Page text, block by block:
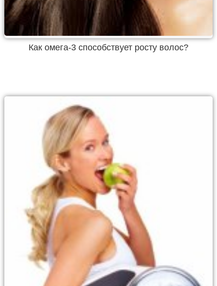
Как омега-3 способствует росту волос?